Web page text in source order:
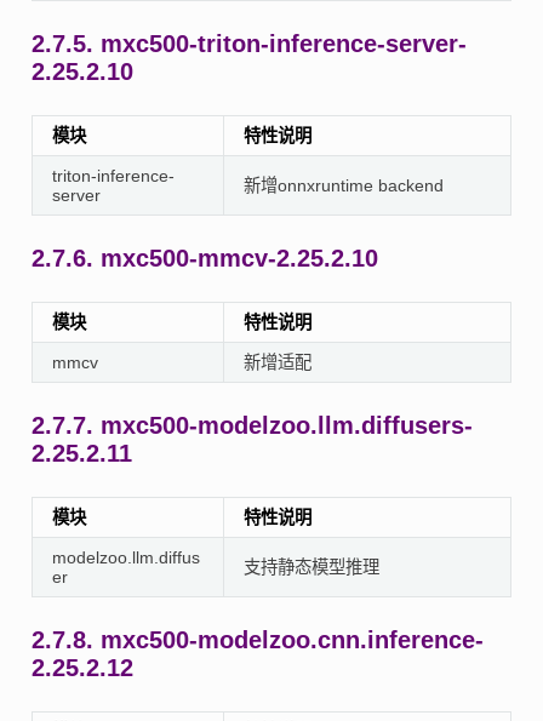
2.7.5. mxc500-triton-inference-server-
2.25.2.10
模块 特性说明
triton-inference-
server
新增onnxruntime backend
2.7.6. mxc500-mmcv-2.25.2.10
模块 特性说明
mmcv 新增适配
2.7.7. mxc500-modelzoo.llm.diffusers-
2.25.2.11
模块 特性说明
modelzoo.llm.diffus
er
支持静态模型推理
2.7.8. mxc500-modelzoo.cnn.inference-
2.25.2.12